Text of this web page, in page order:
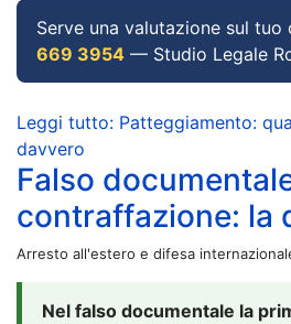
Serve una valutazione sul tuo
669 3954 — Studio Legale
Leggi tutto: Patteggiamento:
davvero
Falso
contraffazione: la
Arresto all'estero e difesa
Nel falso documentale la